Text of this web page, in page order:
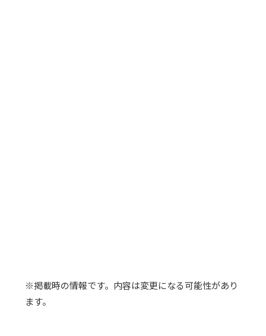
※掲載時の情報です。内容は変更になる可能性があり
ます。